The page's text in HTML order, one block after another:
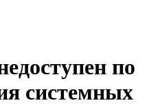
по
системных